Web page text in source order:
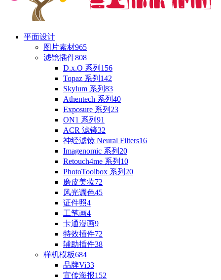
平面设计
图片素材965
滤镜插件808
D.x.O 系列 156
Topaz 系列 142
Skylum 系列 83
Athentech 系列 40
Exposure 系列 23
ON1 系列 91
ACR 滤镜32
神经滤镜 Neural Filters16
Imagenomic 系列 20
Retouch4me 系列 10
PhotoToolbox 系列 20
磨皮美妆72
风光调色45
证件照4
工笔画4
卡通漫画9
特效插件72
辅助插件38
样机模板684
品牌Vi33
宣传海报152